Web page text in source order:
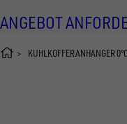
ANGEBOT
KÜHLKOFFERANHÄNGER 0°C